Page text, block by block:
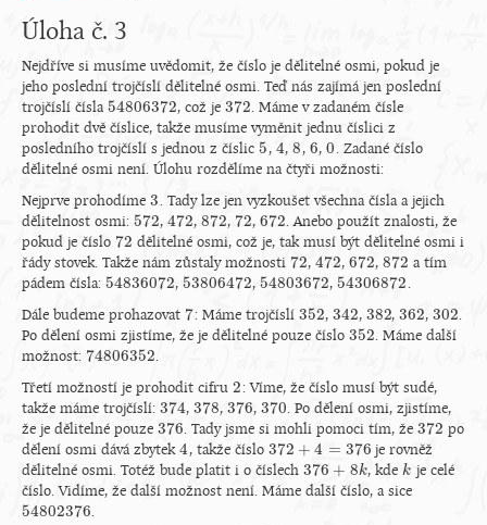
Úloha č. 3
Nejdříve si musíme uvědomit, že číslo je dělitelné osmi, pokud je
jeho poslední trojčíslí dělitelné osmi. Teď nás zajímá jen poslední
trojčíslí čísla 54806372
54806372 , což je372
372. Máme v zadaném čísle
prohodit dvě číslice, takže musíme vyměnit jednu číslici z
posledního trojčíslí s jednou z číslic 5
5, 4
4,8
8, 6
6,0
0. Zadané číslo
dělitelné osmi není. Úlohu rozdělíme na čtyři možnosti:
Nejprve prohodíme 3
3. Tady lze jen vyzkoušet všechna čísla a jejich
dělitelnost osmi: 572
572, 472
472, 872
872 , 72
72,672
672. Anebo použít znalosti, že
pokud je číslo 72
72 dělitelné osmi, což je, tak musí být dělitelné osmi i
řády stovek. Takže nám zůstaly možnosti 72
72,472
472 ,672
672 ,872
872 a tím
pádem čísla: 54836072
54836072 ,53806472
53806472 ,54803672
54803672 ,54306872
54306872 .
Dále budeme prohazovat 7
7: Máme trojčíslí 352
352 , 342
342 , 382
382 ,362
362 ,302
302.
Po dělení osmi zjistíme, že je dělitelné pouze číslo 352
352. Máme další
možnost: 74806352
74806352 .
Třetí možností je prohodit cifru 2
2: Víme, že číslo musí být sudé,
takže máme trojčíslí: 374
374 , 378
378 , 376
376 , 370
370. Po dělení osmi, zjistíme,
že je dělitelné pouze 376
376. Tady jsme si mohli pomoci tím, že 372
372 po
dělení osmi dává zbytek4
4, takže číslo 372 + 4 = 376
372+ 4= 376
je rovněž
dělitelné osmi. Totéž bude platit i o číslech 376 + 8k
376+ 8k , kdek
k je celé
číslo. Vidíme, že další možnost není. Máme další číslo, a sice
54802376
54802376 .